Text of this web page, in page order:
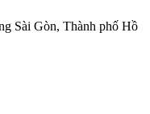
Sài Gòn, Thành phố Hồ